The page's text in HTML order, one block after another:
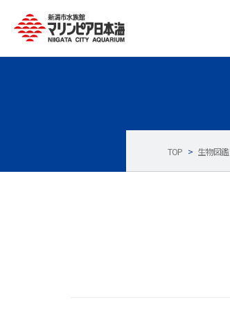
TOP > 生物図鑑